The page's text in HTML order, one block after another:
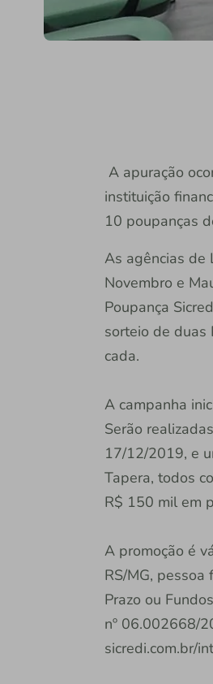
A apuração
instituição
10 poupanças
As agências de
Novembro e
Poupança
sorteio de duas
cada.
A campanha
Serão
17/12/2019, e
Tapera, todos
R$ 150 mil em
A promoção é
RS/MG,
Prazo ou
nº 06.002668/
sicredi.com.br/